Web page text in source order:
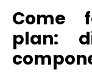
Come
plan: